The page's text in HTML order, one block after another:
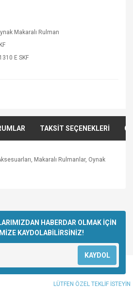
Makaralı Rulman
E SKF
TAKSİT SEÇENEKLERİ
Makaralı Rulmanlar, Oynak
Yorum Yaz
teşekkür ederiz.
bozuk veya görüntülenemiyor.
eksik bilgiler bulunuyor.
bulunuyor.
daha pahalı.
alternatifler olmalı.
HABERDAR OLMAK İÇİN
KAYDOLABİLİRSİNİZ!
KAYDOL
LÜTFEN ÖZEL TEKLİF İSTEYİN